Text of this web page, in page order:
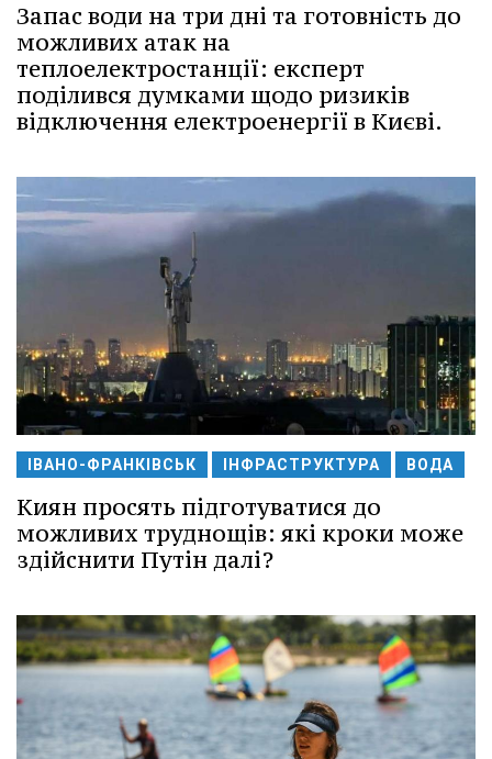
Запас води на три дні та готовність до
можливих атак на
теплоелектростанції: експерт
поділився думками щодо ризиків
відключення електроенергії в Києві.
ІВАНО-ФРАНКІВСЬК ІНФРАСТРУКТУРА ВОДА
Киян просять підготуватися до
можливих труднощів: які кроки може
здійснити Путін далі?